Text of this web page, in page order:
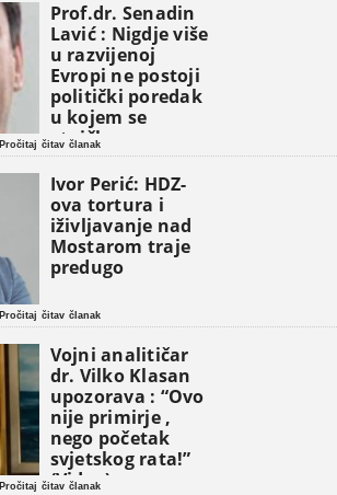
Prof.dr. Senadin
Lavić : Nigdje više
u razvijenoj
Evropi ne postoji
politički poredak
u kojem se
etničke grupe
pojavljuju kao
osnovne
političke jedinice
Pročitaj čitav članak
Ivor Perić: HDZ-
ova tortura i
iživljavanje nad
Mostarom traje
predugo
Pročitaj čitav članak
Vojni analitičar
dr. Vilko Klasan
upozorava : “Ovo
nije primirje ,
nego početak
svjetskog rata!”
(Video)
Pročitaj čitav članak